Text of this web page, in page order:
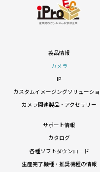
製品情報
カメラ
IP
カスタムイメージングソリューシ
カメラ関連製品・アクセサリー
サポート情報
カタログ
各種ソフトダウンロード
生産完了機種・推奨機種の情報